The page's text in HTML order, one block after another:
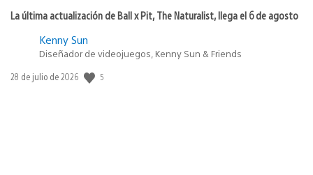
La última actualización de Ball x Pit, The Naturalist, llega el 6 de agosto
Kenny Sun
Diseñador de videojuegos, Kenny Sun & Friends
Fecha
28 de julio de 2026 5